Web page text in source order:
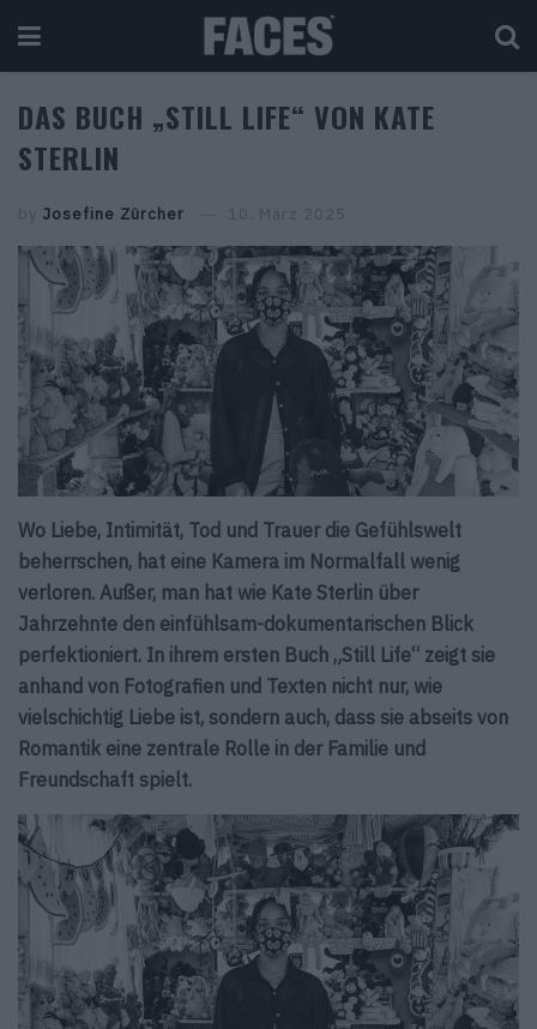
DAS BUCH „STILL LIFE“ VON KATE
STERLIN
by Josefine Zürcher 10. März 2025
Wo Liebe, Intimität, Tod und Trauer die Gefühlswelt
beherrschen, hat eine Kamera im Normalfall wenig
verloren. Außer, man hat wie Kate Sterlin über
Jahrzehnte den einfühlsam-dokumentarischen Blick
perfektioniert. In ihrem ersten Buch „Still Life“ zeigt sie
anhand von Fotografien und Texten nicht nur, wie
vielschichtig Liebe ist, sondern auch, dass sie abseits von
Romantik eine zentrale Rolle in der Familie und
Freundschaft spielt.